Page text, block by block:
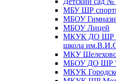
МБУ ШР
МБОУ
МБОУ Лицей
МКУК ДО ШР
школа
МКУ
МБОУ ДО ШР
МКУК